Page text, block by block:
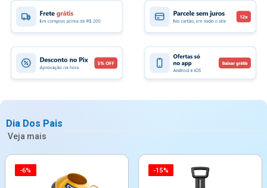
Dia Dos Pais
Veja mais
-6% -15%